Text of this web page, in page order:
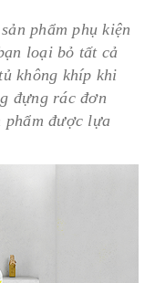
phẩm phụ kiện
loại bỏ tất cả
không khíp khi
đựng rác đơn
phẩm được lựa